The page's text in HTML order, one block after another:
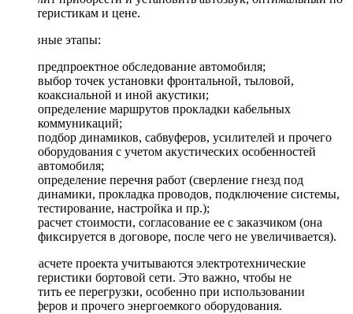
характеристикам и цене.
Основные этапы:
предпроектное обследование автомобиля;
выбор точек установки фронтальной, тыловой,
коаксиальной и иной акустики;
определение маршрутов прокладки кабельных
коммуникаций;
подбор динамиков, сабвуферов, усилителей и прочего
оборудования с учетом акустических особенностей
автомобиля;
определение перечня работ (сверление гнезд под
динамики, прокладка проводов, подключение системы,
тестирование, настройка и пр.);
расчет стоимости, согласование ее с заказчиком (она
фиксируется в договоре, после чего не увеличивается).
При расчете проекта учитываются электротехнические
характеристики бортовой сети. Это важно, чтобы не
допустить ее перегрузки, особенно при использовании
сабвуферов и прочего энергоемкого оборудования.